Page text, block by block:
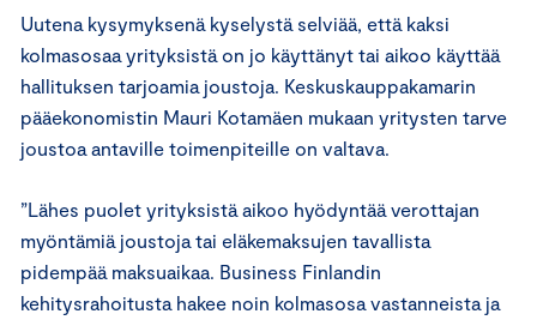
Uutena kysymyksenä kyselystä selviää, että kaksi
kolmasosaa yrityksistä on jo käyttänyt tai aikoo käyttää
hallituksen tarjoamia joustoja. Keskuskauppakamarin
pääekonomistin Mauri Kotamäen mukaan yritysten tarve
joustoa antaville toimenpiteille on valtava.
”Lähes puolet yrityksistä aikoo hyödyntää verottajan
myöntämiä joustoja tai eläkemaksujen tavallista
pidempää maksuaikaa. Business Finlandin
kehitysrahoitusta hakee noin kolmasosa vastanneista ja